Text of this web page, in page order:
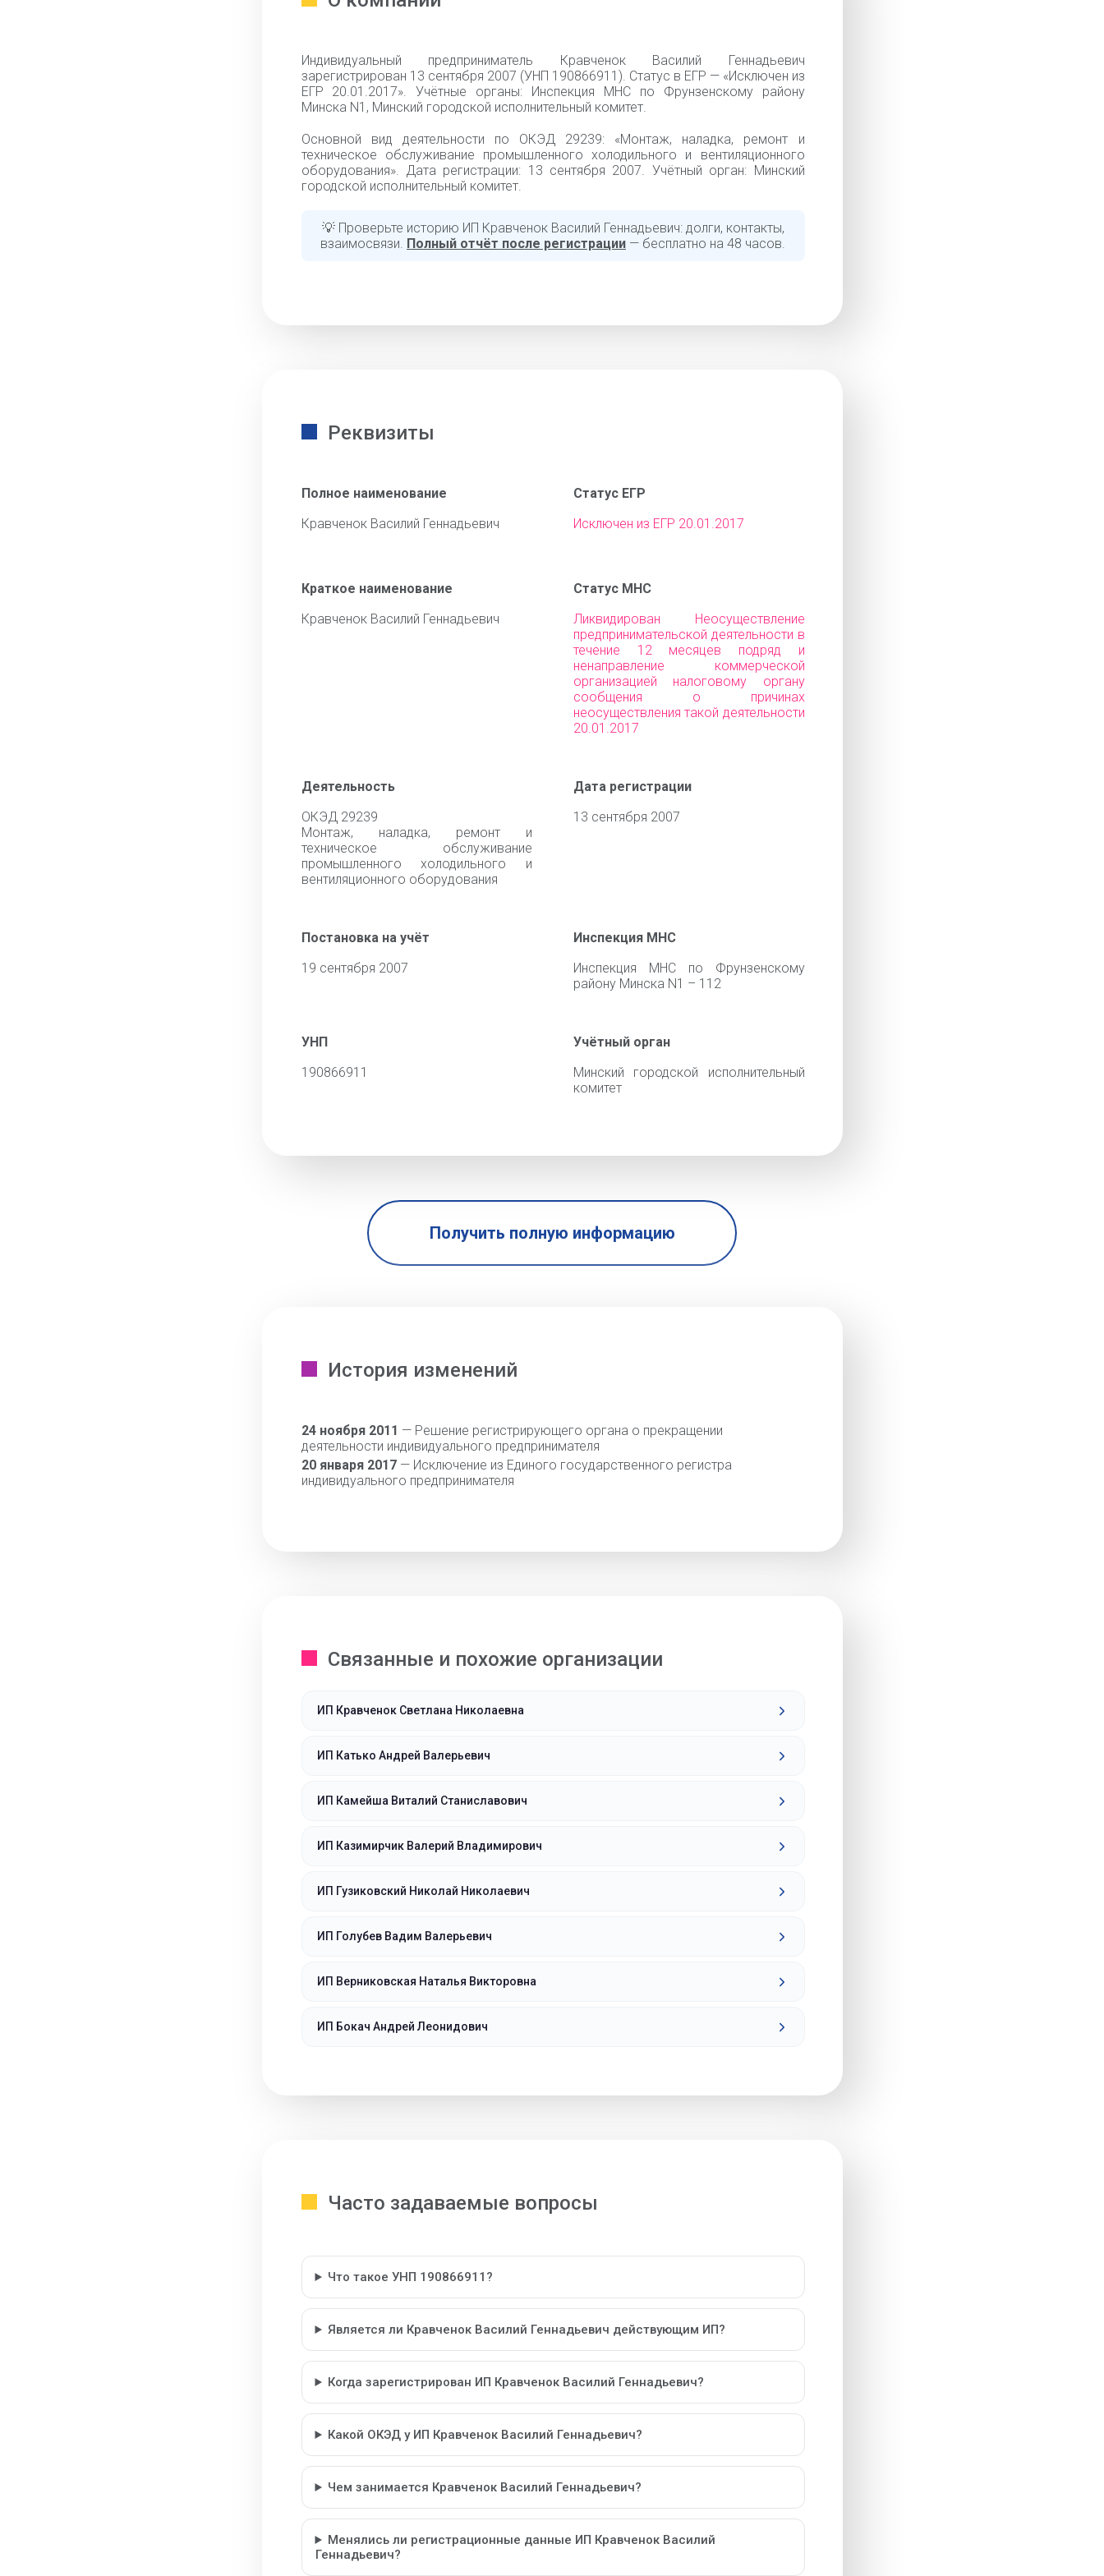
Индивидуальный предприниматель Кравченок Василий Геннадьевич
зарегистрирован 13 сентября 2007 (УНП 190866911). Статус в ЕГР — «Исключен из
ЕГР 20.01.2017». Учётные органы: Инспекция МНС по Фрунзенскому району
Минска N1, Минский городской исполнительный комитет.
Основной вид деятельности по ОКЭД 29239: «Монтаж, наладка, ремонт и
техническое обслуживание промышленного холодильного и вентиляционного
оборудования». Дата регистрации: 13 сентября 2007. Учётный орган: Минский
городской исполнительный комитет.
💡 Проверьте историю ИП Кравченок Василий Геннадьевич: долги, контакты,
взаимосвязи. Полный отчёт после регистрации — бесплатно на 48 часов.
Реквизиты
Полное наименование
Кравченок Василий Геннадьевич
Статус ЕГР
Исключен из ЕГР 20.01.2017
Краткое наименование
Кравченок Василий Геннадьевич
Статус МНС
Ликвидирован Неосуществление
предпринимательской деятельности в
течение 12 месяцев подряд и
ненаправление коммерческой
организацией налоговому органу
сообщения о причинах
неосуществления такой деятельности
20.01.2017
Деятельность
ОКЭД 29239
Монтаж, наладка, ремонт и
техническое обслуживание
промышленного холодильного и
вентиляционного оборудования
Дата регистрации
13 сентября 2007
Постановка на учёт
19 сентября 2007
Инспекция МНС
Инспекция МНС по Фрунзенскому
району Минска N1 – 112
УНП
190866911
Учётный орган
Минский городской исполнительный
комитет
Получить полную информацию
История изменений
24 ноября 2011 — Решение регистрирующего органа о прекращении
деятельности индивидуального предпринимателя
20 января 2017— Исключение из Единого государственного регистра
индивидуального предпринимателя
Связанные и похожие организации
ИП Кравченок Светлана Николаевна
ИП Катько Андрей Валерьевич
ИП Камейша Виталий Станиславович
ИП Казимирчик Валерий Владимирович
ИП Гузиковский Николай Николаевич
ИП Голубев Вадим Валерьевич
ИП Верниковская Наталья Викторовна
ИП Бокач Андрей Леонидович
Часто задаваемые вопросы
Что такое УНП 190866911?
Является ли Кравченок Василий Геннадьевич действующим ИП?
Когда зарегистрирован ИП Кравченок Василий Геннадьевич?
Какой ОКЭД у ИП Кравченок Василий Геннадьевич?
Чем занимается Кравченок Василий Геннадьевич?
Менялись ли регистрационные данные ИП Кравченок Василий
Геннадьевич?